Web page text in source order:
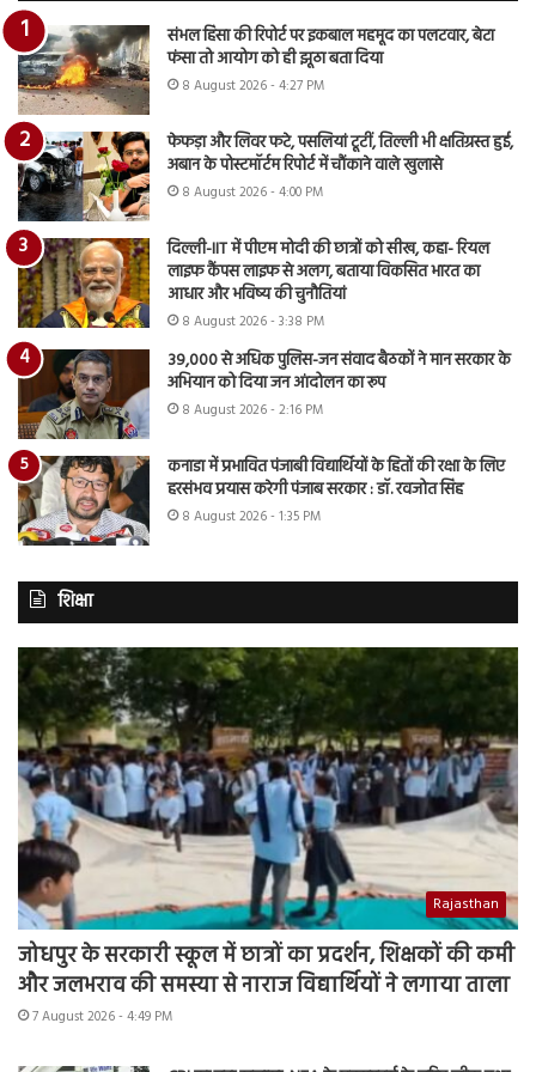
संभल हिंसा की रिपोर्ट पर इकबाल महमूद का पलटवार, बेटा
फंसा तो आयोग को ही झूठा बता दिया
8 August 2026 - 4:27 PM
फेफड़ा और लिवर फटे, पसलियां टूटीं, तिल्ली भी क्षतिग्रस्त हुई,
अबान के पोस्टमॉर्टम रिपोर्ट में चौंकाने वाले खुलासे
8 August 2026 - 4:00 PM
दिल्ली-IIT में पीएम मोदी की छात्रों को सीख, कहा- रियल
लाइफ कैंपस लाइफ से अलग, बताया विकसित भारत का
आधार और भविष्य की चुनौतियां
8 August 2026 - 3:38 PM
39,000 से अधिक पुलिस-जन संवाद बैठकों ने मान सरकार के
अभियान को दिया जन आंदोलन का रूप
8 August 2026 - 2:16 PM
कनाडा में प्रभावित पंजाबी विद्यार्थियों के हितों की रक्षा के लिए
हरसंभव प्रयास करेगी पंजाब सरकार : डॉ. रवजोत सिंह
8 August 2026 - 1:35 PM
शिक्षा
Rajasthan
जोधपुर के सरकारी स्कूल में छात्रों का प्रदर्शन, शिक्षकों की कमी
और जलभराव की समस्या से नाराज विद्यार्थियों ने लगाया ताला
7 August 2026 - 4:49 PM